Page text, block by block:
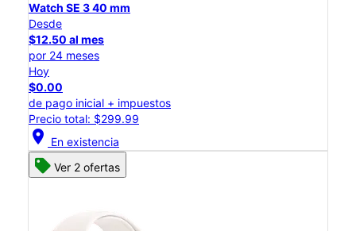
Watch SE 3 40 mm
Desde
$12.50 al mes
por 24 meses
Hoy
$0.00
de pago inicial + impuestos
Precio total: $299.99
location_on En existencia
Ver 2 ofertas